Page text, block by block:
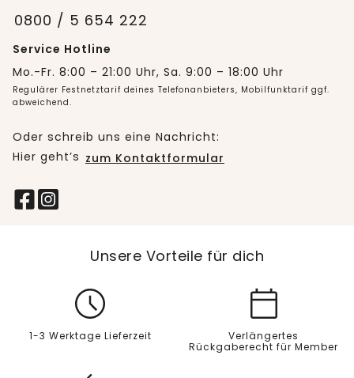
0800 / 5 654 222
Service Hotline
Mo.-Fr. 8:00 – 21:00 Uhr, Sa. 9:00 – 18:00 Uhr
Regulärer Festnetztarif deines Telefonanbieters, Mobilfunktarif ggf.
abweichend.
Oder schreib uns eine Nachricht:
Hier geht’s zum Kontaktformular
Unsere Vorteile für dich
1-3 Werktage Lieferzeit
Verlängertes
Rückgaberecht für Member